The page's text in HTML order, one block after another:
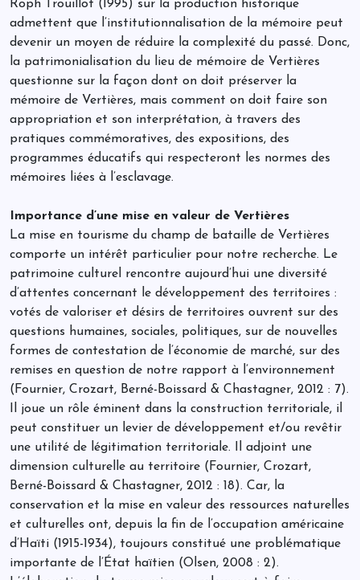
Roph Trouillot (1995) sur la production historique
admettent que l’institutionnalisation de la mémoire peut
devenir un moyen de réduire la complexité du passé. Donc,
la patrimonialisation du lieu de mémoire de Vertières
questionne sur la façon dont on doit préserver la
mémoire de Vertières, mais comment on doit faire son
appropriation et son interprétation, à travers des
pratiques commémoratives, des expositions, des
programmes éducatifs qui respecteront les normes des
mémoires liées à l’esclavage.
Importance d’une mise en valeur de Vertières
La mise en tourisme du champ de bataille de Vertières
comporte un intérêt particulier pour notre recherche. Le
patrimoine culturel rencontre aujourd’hui une diversité
d’attentes concernant le développement des territoires :
votés de valoriser et désirs de territoires ouvrent sur des
questions humaines, sociales, politiques, sur de nouvelles
formes de contestation de l’économie de marché, sur des
remises en question de notre rapport à l’environnement
(Fournier, Crozart, Berné-Boissard & Chastagner, 2012 : 7).
Il joue un rôle éminent dans la construction territoriale, il
peut constituer un levier de développement et/ou revêtir
une utilité de légitimation territoriale. Il adjoint une
dimension culturelle au territoire (Fournier, Crozart,
Berné-Boissard & Chastagner, 2012 : 18). Car, la
conservation et la mise en valeur des ressources naturelles
et culturelles ont, depuis la fin de l’occupation américaine
d’Haïti (1915-1934), toujours constitué une problématique
importante de l’État haïtien (Olsen, 2008 : 2).